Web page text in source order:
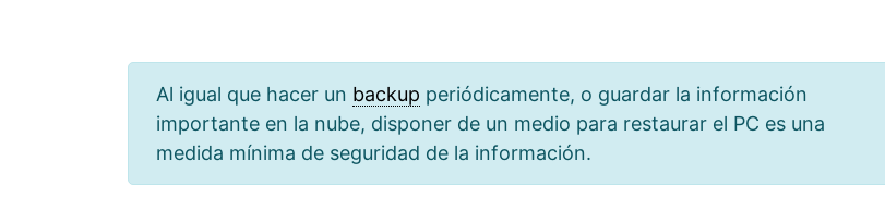
Al igual que hacer un backup periódicamente, o guardar la información
importante en la nube, disponer de un medio para restaurar el PC es una
medida mínima de seguridad de la información.